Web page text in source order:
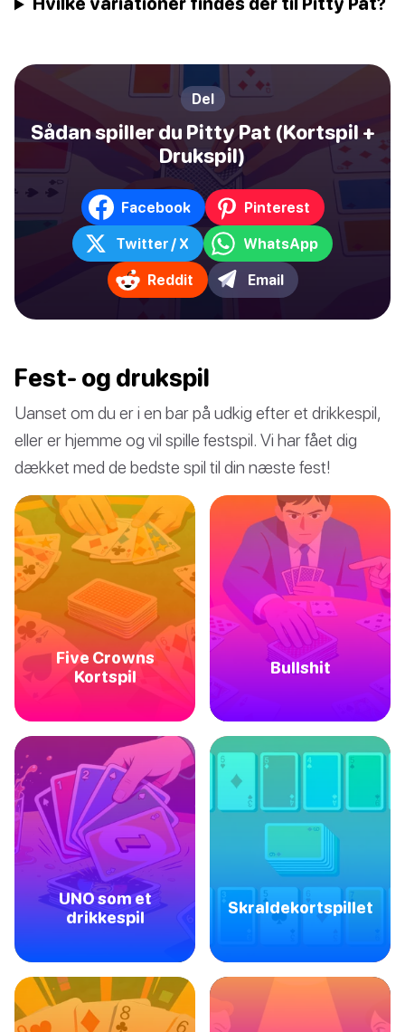
Del
Sådan spiller du Pitty Pat (Kortspil +
Drukspil)
Facebook Pinterest
Twitter / X WhatsApp
Reddit Email
Fest- og drukspil
Uanset om du er i en bar på udkig efter et drikkespil,
eller er hjemme og vil spille festspil. Vi har fået dig
dækket med de bedste spil til din næste fest!
Five Crowns
Kortspil
Bullshit
UNO som et
drikkespil
Skraldekortspillet